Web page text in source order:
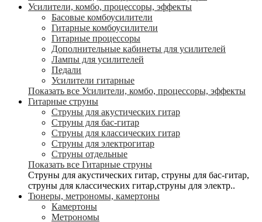
Усилители, комбо, процессоры, эффекты
Басовые комбоусилители
Гитарные комбоусилители
Гитарные процессоры
Дополнительные кабинеты для усилителей
Лампы для усилителей
Педали
Усилители гитарные
Показать все Усилители, комбо, процессоры, эффекты
Гитарные струны
Струны для акустических гитар
Струны для бас-гитар
Струны для классических гитар
Струны для электрогитар
Струны отдельные
Показать все Гитарные струны
Струны для акустических гитар, струны для бас-гитар,
струны для классических гитар,струны для электр..
Тюнеры, метрономы, камертоны
Камертоны
Метрономы